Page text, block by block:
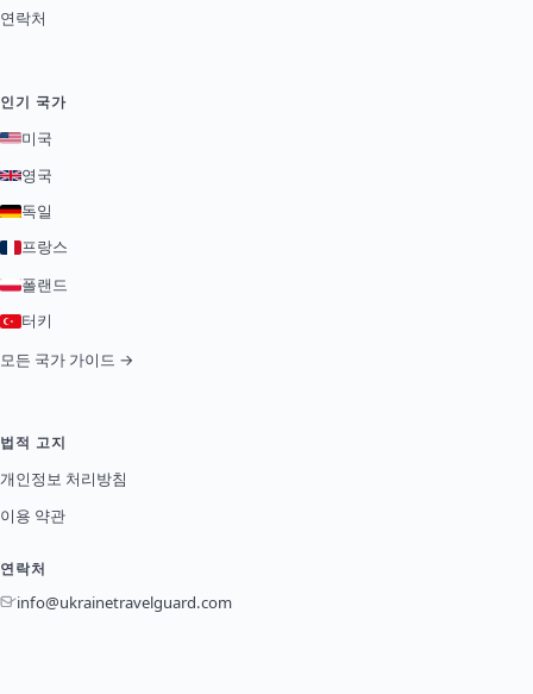
연락처
인기 국가
미국
영국
독일
프랑스
폴랜드
터키
모든 국가 가이드 →
법적 고지
개인정보 처리방침
이용 약관
연락처
info@ukrainetravelguard.com